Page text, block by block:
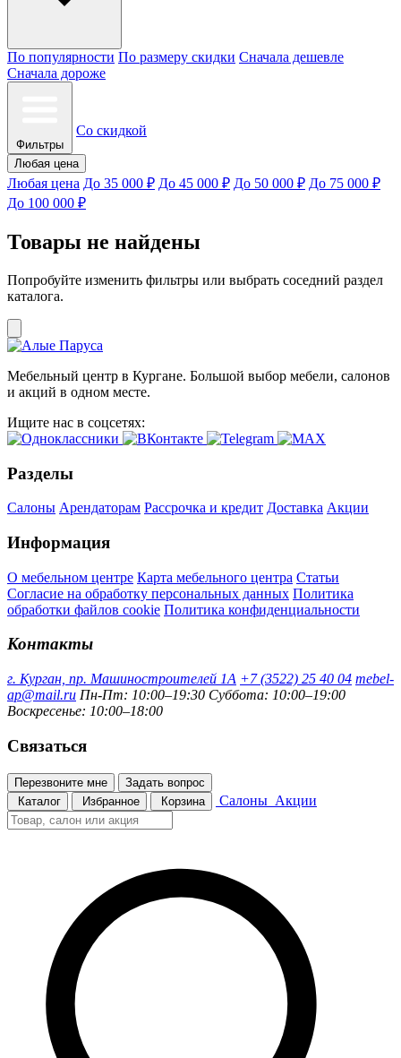
По популярности По размеру скидки Сначала дешевле
Сначала дороже
Фильтры
Со скидкой
Любая цена
Любая цена До 35 000 ₽ До 45 000 ₽ До 50 000 ₽ До 75 000 ₽
До 100 000 ₽
Товары не найдены
Попробуйте изменить фильтры или выбрать соседний раздел
каталога.
Мебельный центр в Кургане. Большой выбор мебели, салонов
и акций в одном месте.
Ищите нас в соцсетях:
Разделы
Салоны Арендаторам Рассрочка и кредит Доставка Акции
Информация
О мебельном центре Карта мебельного центра Статьи
Согласие на обработку персональных данных Политика
обработки файлов cookie Политика конфиденциальности
Контакты
г. Курган, пр. Машиностроителей 1А +7 (3522) 25 40 04 mebel-
ap@mail.ru Пн-Пт: 10:00–19:30 Суббота: 10:00–19:00
Воскресенье: 10:00–18:00
Связаться
Перезвоните мне
Задать вопрос
Каталог
Избранное Корзина Салоны Акции